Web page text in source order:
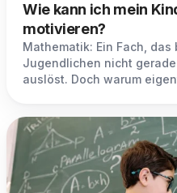
Wie kann ich mein
motivieren?
Mathematik: Ein Fach,
Jugendlichen nicht
auslöst. Doch warum